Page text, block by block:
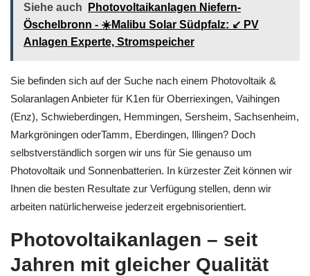
Siehe auch
Photovoltaikanlagen Niefern-
Öschelbronn - ☀️Malibu Solar Südpfalz: ↙️ PV
Anlagen Experte, Stromspeicher
Sie befinden sich auf der Suche nach einem Photovoltaik &
Solaranlagen Anbieter für K1en für Oberriexingen, Vaihingen
(Enz), Schwieberdingen, Hemmingen, Sersheim, Sachsenheim,
Markgröningen oderTamm, Eberdingen, Illingen? Doch
selbstverständlich sorgen wir uns für Sie genauso um
Photovoltaik und Sonnenbatterien. In kürzester Zeit können wir
Ihnen die besten Resultate zur Verfügung stellen, denn wir
arbeiten natürlicherweise jederzeit ergebnisorientiert.
Photovoltaikanlagen – seit
Jahren mit gleicher Qualität